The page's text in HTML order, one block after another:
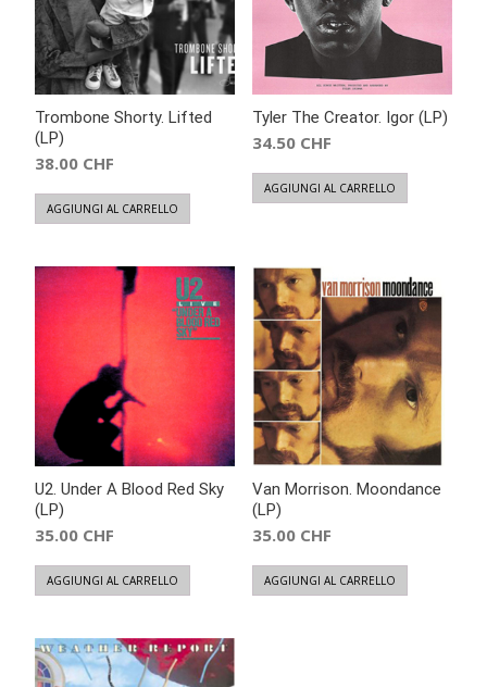
Trombone Shorty. Lifted
(LP)
38.00 CHF
AGGIUNGI AL CARRELLO
Tyler The Creator. Igor (LP)
34.50 CHF
AGGIUNGI AL CARRELLO
U2. Under A Blood Red Sky
(LP)
35.00 CHF
AGGIUNGI AL CARRELLO
Van Morrison. Moondance
(LP)
35.00 CHF
AGGIUNGI AL CARRELLO